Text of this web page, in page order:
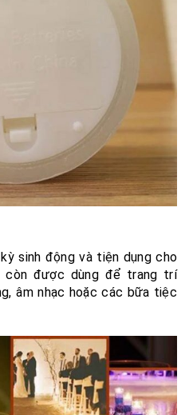
sinh động và tiện dụng cho
còn được dùng để trang trí
âm nhạc hoặc các bữa tiệc